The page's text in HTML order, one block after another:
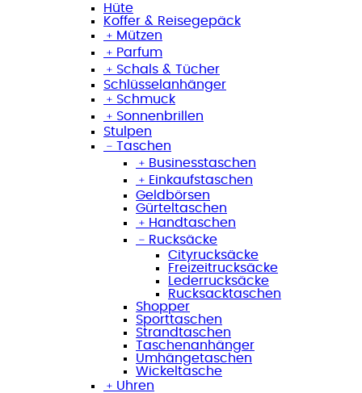
Hüte
Koffer & Reisegepäck
﹢ Mützen
﹢ Parfum
﹢ Schals & Tücher
Schlüsselanhänger
﹢ Schmuck
﹢ Sonnenbrillen
Stulpen
﹣ Taschen
﹢ Businesstaschen
﹢ Einkaufstaschen
Geldbörsen
Gürteltaschen
﹢ Handtaschen
﹣ Rucksäcke
Cityrucksäcke
Freizeitrucksäcke
Lederrucksäcke
Rucksacktaschen
Shopper
Sporttaschen
Strandtaschen
Taschenanhänger
Umhängetaschen
Wickeltasche
﹢ Uhren